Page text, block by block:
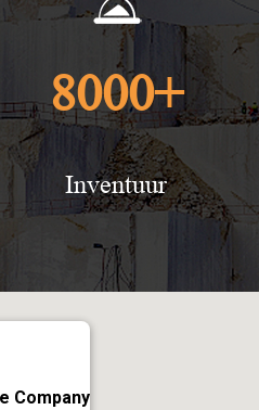
8000+
Inventuur
Company